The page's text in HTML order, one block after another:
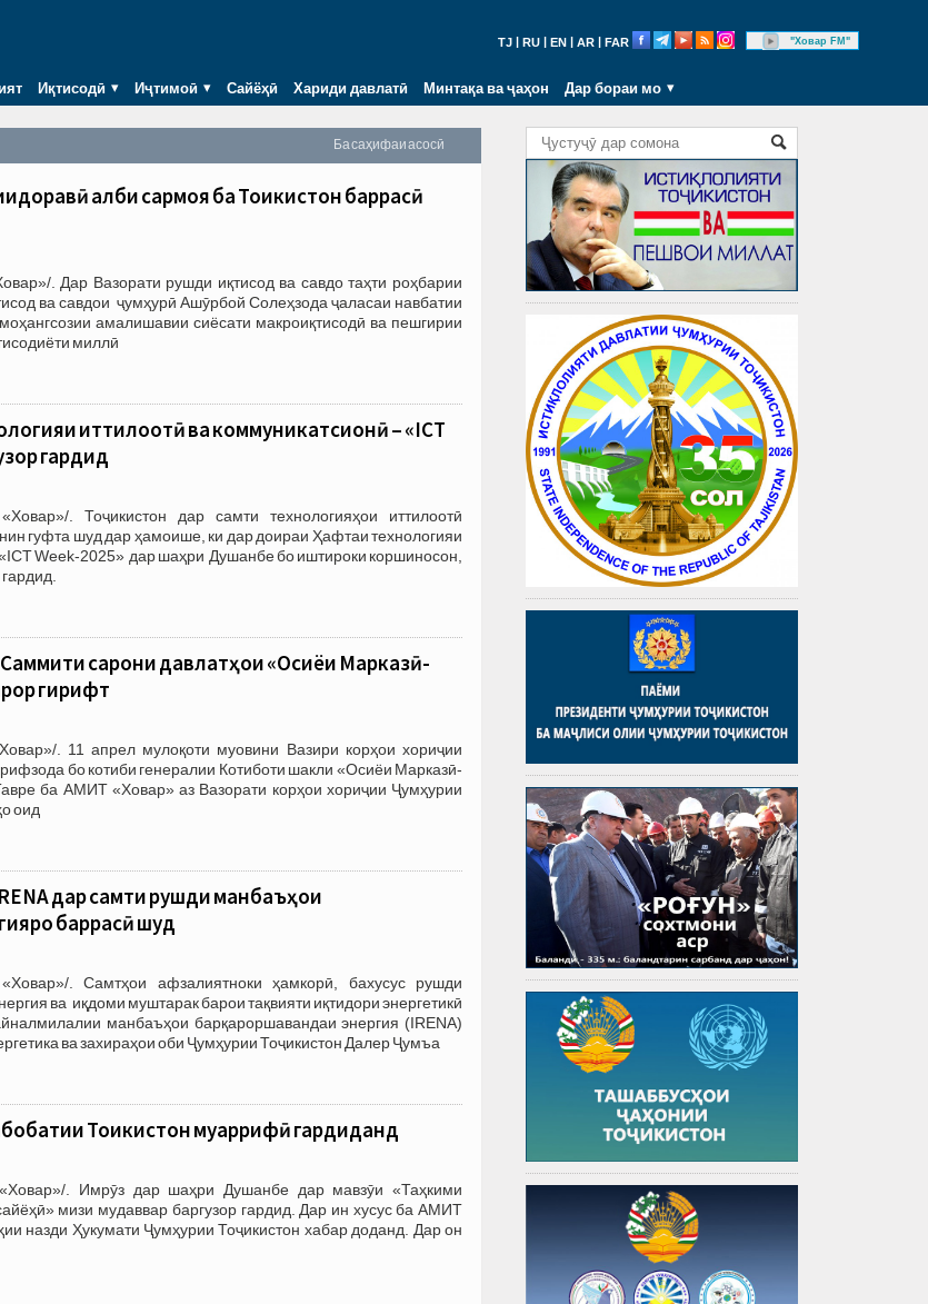
TJ RU EN AR FAR "Ховар FM"
Иқтисодӣ Иҷтимоӣ Сайёҳӣ Хариди давлатӣ Минтақа ва ҷаҳон Дар бораи мо
Ба саҳифаи асосӣ
ҷалби сармоя ба Тоҷикистон баррасӣ
. Дар Вазорати рушди иқтисод ва савдо таҳти роҳбарии
ва савдои ҷумҳурӣ Ашӯрбой Солеҳзода ҷаласаи навбатии
амалишавии сиёсати макроиқтисодӣ ва пешгирии
миллӣ
иттилоотӣ ва коммуникатсионӣ – «ICT
гардид
. Тоҷикистон дар самти технологияҳои иттилоотӣ
гуфта шуд дар ҳамоише, ки дар доираи Ҳафтаи технологияи
Week-2025» дар шаҳри Душанбе бо иштироки коршиносон,
сарони давлатҳои «Осиёи Марказӣ-
гирифт
. 11 апрел мулоқоти муовини Вазири корҳои хориҷии
бо котиби генералии Котиботи шакли «Осиёи Марказӣ-
ба АМИТ «Ховар» аз Вазорати корҳои хориҷии Ҷумҳурии
оид
дар самти рушди манбаъҳои
баррасӣ шуд
. Самтҳои афзалиятноки ҳамкорӣ, бахусус рушди
ва иқдоми муштарак барои тақвияти иқтидори энергетикӣ
манбаъҳои барқароршавандаи энергия (IRENA)
ва захираҳои оби Ҷумҳурии Тоҷикистон Далер Ҷумъа
Тоҷикистон муаррифӣ гардиданд
. Имрӯз дар шаҳри Душанбе дар мавзӯи «Таҳкими
мизи мудаввар баргузор гардид. Дар ин хусус ба АМИТ
назди Ҳукумати Ҷумҳурии Тоҷикистон хабар доданд. Дар он